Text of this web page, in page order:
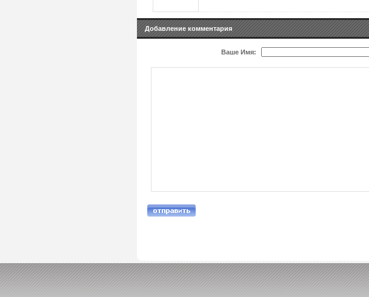
Добавление комментария
Ваше Имя: